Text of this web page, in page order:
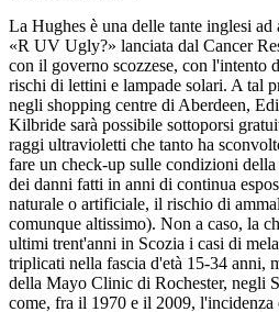
La Hughes è una delle tante inglesi ad
«R UV Ugly?» lanciata dal Cancer
con il governo scozzese, con l'intento
rischi di lettini e lampade solari. A tal
negli shopping centre di Aberdeen,
Kilbride sarà possibile sottoporsi
raggi ultravioletti che tanto ha
fare un check-up sulle condizioni
dei danni fatti in anni di continua
naturale o artificiale, il rischio di
comunque altissimo). Non a caso, la
ultimi trent'anni in Scozia i casi di
triplicati nella fascia d'età 15-34 anni,
della Mayo Clinic di Rochester, negli
come, fra il 1970 e il 2009, l'incidenza